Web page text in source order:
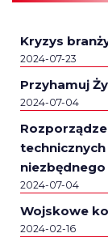
Kryzys
2024-07-23
Przyhamuj
2024-07-04
2024-07-04
Wojskowe
2024-02-16